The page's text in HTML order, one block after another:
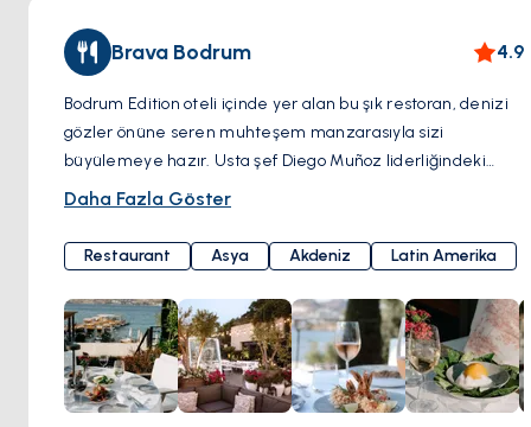
Bodrum/Muğla, Türkiye
Brava Bodrum 4.9
Bodrum Edition oteli içinde yer alan bu şık restoran, denizi
gözler önüne seren muhteşem manzarasıyla sizi
büyülemeye hazır. Usta şef Diego Muñoz liderliğindeki
mutfağı, Akdeniz ve Asya'nın lezzetlerini, Latin Amerika
lokmanızdan itibaren, lezzetlerin büyülü dünyasına bir
yolculuğa çıkacaksınız ve bu deneyim sizi daha fazlasını
tatmak için geri dönmeye davet edecek. Mükemmel bir
yemek mükemmel bir içecekle taçlandırılmalıdır. Brava
Bodrum, etkileyici bir şarap ve kokteyl menüsüyle, her
yudumunun keyifle hatırlanmasını sağlıyor. Güneşin ufukta
veda ettiği anlarda, restoranın atmosferi yemek keyfini
Daha Fazla Göster
Restaurant Asya Akdeniz Latin Amerika